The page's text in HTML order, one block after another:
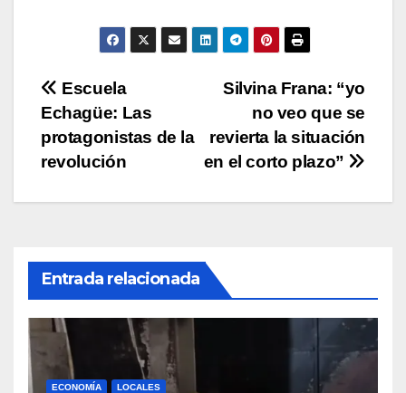
b
o
o
k
Li
n
ar
tir
Navegación
de
entradas
Silvina Frana: “yo
no veo que se
revierta la situación
en el corto plazo”
Escuela
Echagüe: Las
protagonistas de la
revolución
Entrada relacionada
ECONOMÍA LOCALES